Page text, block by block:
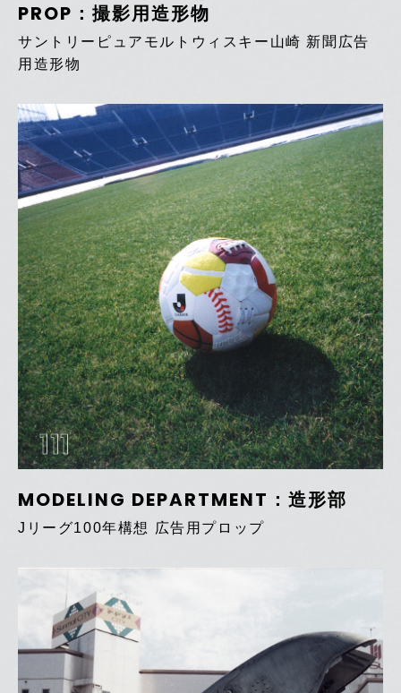
PROP：撮影用造形物
サントリーピュアモルトウィスキー山崎 新聞広告
用造形物
111
MODELING DEPARTMENT：造形部
Jリーグ100年構想 広告用プロップ